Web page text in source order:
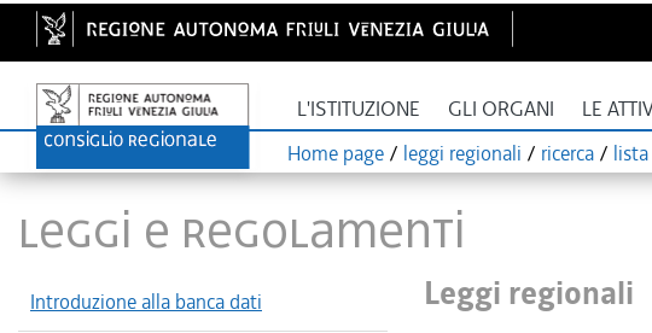
L'ISTITUZIONE GLI ORGANI LE
Home page / leggi regionali / ricerca / lista
LEGGI E REGOLAMENTI
Introduzione alla banca dati Leggi regionali